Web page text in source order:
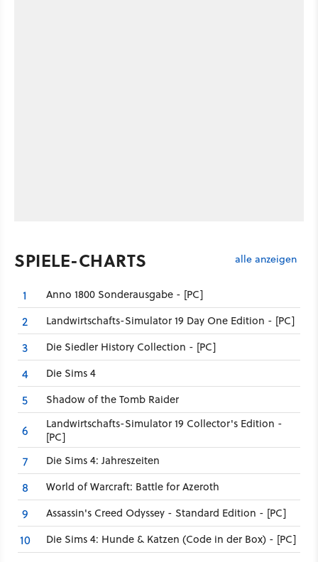
SPIELE-CHARTS alle anzeigen
1 Anno 1800 Sonderausgabe - [PC]
2 Landwirtschafts-Simulator 19 Day One Edition - [PC]
3 Die Siedler History Collection - [PC]
4 Die Sims 4
5 Shadow of the Tomb Raider
6
Landwirtschafts-Simulator 19 Collector's Edition -
[PC]
7 Die Sims 4: Jahreszeiten
8 World of Warcraft: Battle for Azeroth
9 Assassin's Creed Odyssey - Standard Edition - [PC]
10 Die Sims 4: Hunde & Katzen (Code in der Box) - [PC]